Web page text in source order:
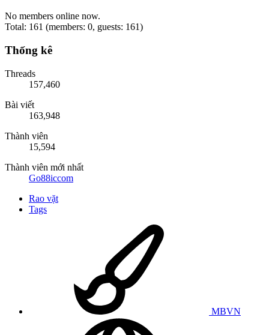
No members online now.
Total: 161 (members: 0, guests: 161)
Thống kê
Threads
157,460
Bài viết
163,948
Thành viên
15,594
Thành viên mới nhất
Go88iccom
Rao vặt
Tags
MBVN